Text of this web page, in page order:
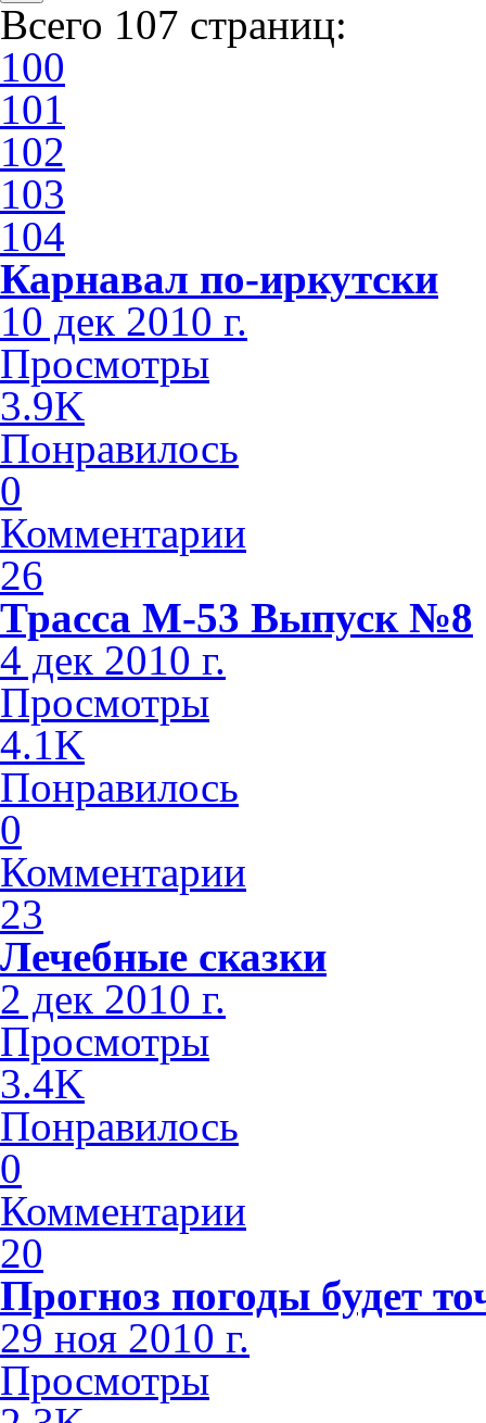
Всего 107 страниц:
100
101
102
103
104
Карнавал по-иркутски
10 дек 2010 г.
Просмотры
3.9K
Понравилось
0
Комментарии
26
Трасса М-53 Выпуск №8
4 дек 2010 г.
Просмотры
4.1K
Понравилось
0
Комментарии
23
Лечебные сказки
2 дек 2010 г.
Просмотры
3.4K
Понравилось
0
Комментарии
20
Прогноз погоды будет
29 ноя 2010 г.
Просмотры